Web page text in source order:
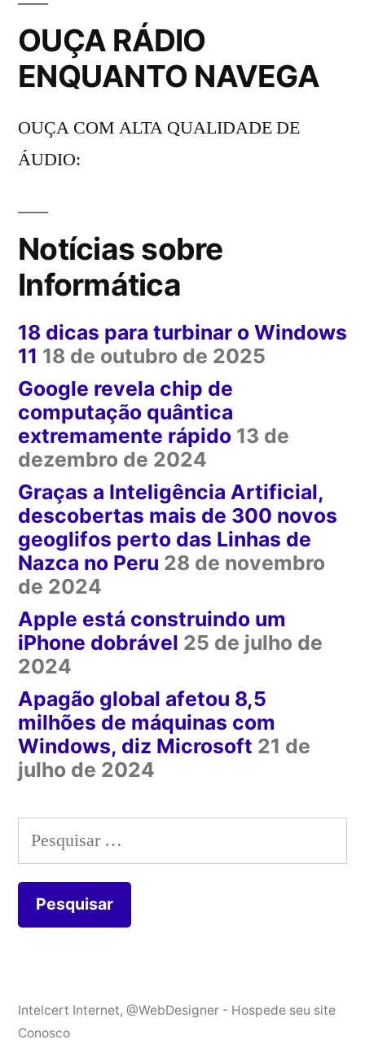
OUÇA RÁDIO
ENQUANTO NAVEGA
OUÇA COM ALTA QUALIDADE DE
ÁUDIO:
Notícias sobre
Informática
18 dicas para turbinar o Windows
11 18 de outubro de 2025
Google revela chip de
computação quântica
extremamente rápido 13 de
dezembro de 2024
Graças a Inteligência Artificial,
descobertas mais de 300 novos
geoglifos perto das Linhas de
Nazca no Peru 28 de novembro
de 2024
Apple está construindo um
iPhone dobrável 25 de julho de
2024
Apagão global afetou 8,5
milhões de máquinas com
Windows, diz Microsoft 21 de
julho de 2024
Pesquisar
por:
Intelcert Internet, @WebDesigner - Hospede seu site
Conosco